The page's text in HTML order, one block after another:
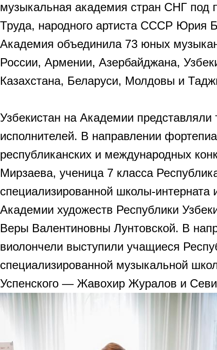
музыкальная академия стран СНГ под
Труда, народного артиста СССР Юрия
Академия объединила 73 юных
России, Армении, Азербайджана,
Казахстана, Беларуси, Молдовы и
Узбекистан на Академии
исполнителей. В направлении
республиканских и международных
Мирзаева, ученица 7 класса
специализированной школы-интерната
Академии художеств Республики
Веры Валентиновны Лунтовской. В
виолончели выступили учащиеся
специализированной музыкальной
Успенского — Жавохир Журалов и